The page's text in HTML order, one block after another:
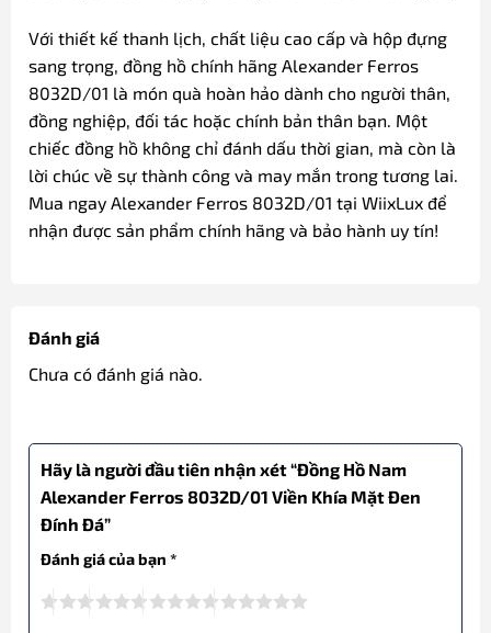
Với thiết kế thanh lịch, chất liệu cao cấp và hộp đựng
sang trọng, đồng hồ chính hãng Alexander Ferros
8032D/01 là món quà hoàn hảo dành cho người thân,
đồng nghiệp, đối tác hoặc chính bản thân bạn. Một
chiếc đồng hồ không chỉ đánh dấu thời gian, mà còn là
lời chúc về sự thành công và may mắn trong tương lai.
Mua ngay Alexander Ferros 8032D/01 tại WiixLux để
nhận được sản phẩm chính hãng và bảo hành uy tín!
Đánh giá
Chưa có đánh giá nào.
Hãy là người đầu tiên nhận xét “Đồng Hồ Nam
Alexander Ferros 8032D/01 Viền Khía Mặt Đen
Đính Đá”
Đánh giá của bạn *